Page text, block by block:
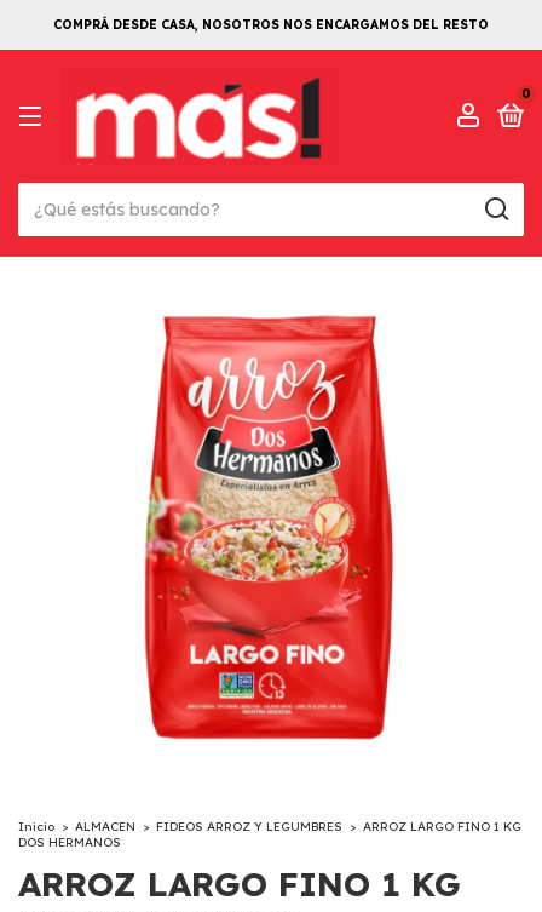
COMPRÁ DESDE CASA, NOSOTROS NOS ENCARGAMOS DEL RESTO
0
Inicio > ALMACEN > FIDEOS ARROZ Y LEGUMBRES > ARROZ LARGO FINO 1 KG
DOS HERMANOS
ARROZ LARGO FINO 1 KG